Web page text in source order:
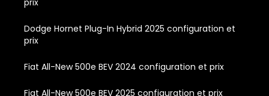
prix
Dodge Hornet Plug-In Hybrid 2025 configuration et
prix
Fiat All-New 500e BEV 2024 configuration et prix
Fiat All-New 500e BEV 2025 configuration et prix